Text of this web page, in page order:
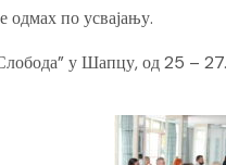
одмах по усвајању.
у Шапцу, од 25 –